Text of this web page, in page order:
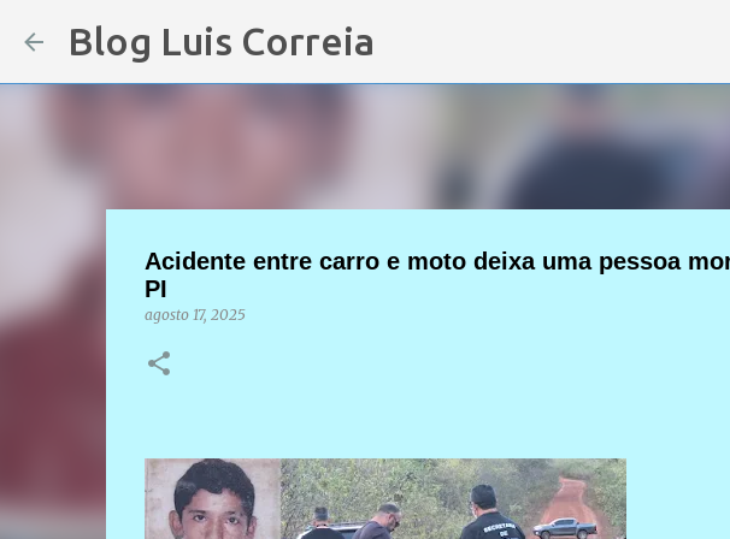
Blog Luis Correia
Acidente entre carro e moto deixa uma pessoa
PI
agosto 17, 2025